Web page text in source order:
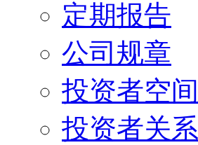
定期报告
公司规章
投资者空间
投资者关系